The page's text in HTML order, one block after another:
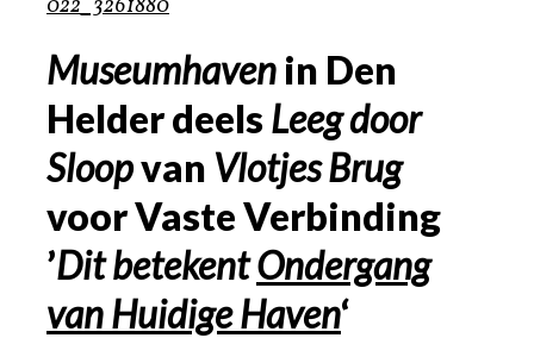
022_3261880
Museumhaven in Den
Helder deelsLeeg door
Sloopvan Vlotjes Brug
voor Vaste Verbinding
’Dit betekentOndergang
van Huidige Haven‘